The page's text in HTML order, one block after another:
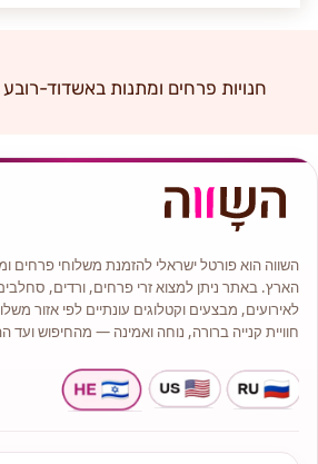
חנויות פרחים ומתנות באשדוד-
השווה הוא פורטל ישראלי להזמנת משלוחי פרחים
הארץ. באתר ניתן למצוא זרי פרחים, ורדים,
לאירועים, מבצעים וקטלוגים עונתיים לפי אזור
חוויית קנייה ברורה, נוחה ואמינה — מהחיפוש ועד